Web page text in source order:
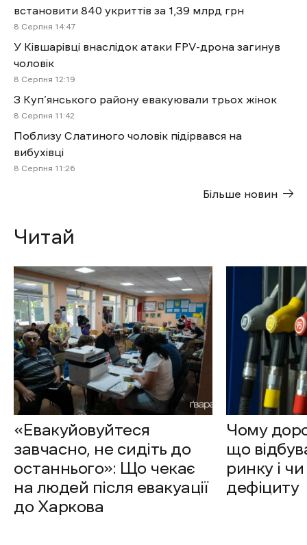
встановити 840 укриттів за 1,39 млрд грн
8 Cерпня 14:47
У Ківшарівці внаслідок атаки FPV-дрона загинув
чоловік
8 Cерпня 12:19
З Куп’янського району евакуювали трьох жінок
8 Cерпня 11:42
Поблизу Слатиного чоловік підірвався на
вибухівці
8 Cерпня 11:26
Більше новин
Читай
«Евакуйовуйтеся
завчасно, не сидіть до
останнього»: Що чекає
на людей після евакуації
до Харкова
Чому
що
ринку і
дефіциту